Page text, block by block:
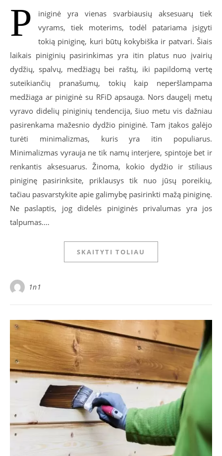
P
iniginė yra vienas svarbiausių aksesuarų tiek
vyrams, tiek moterims, todėl patariama įsigyti
tokią piniginę, kuri būtų kokybiška ir patvari. Šiais
laikais piniginių pasirinkimas yra itin platus nuo įvairių
dydžių, spalvų, medžiagų bei raštų, iki papildomą vertę
suteikiančių pranašumų, tokių kaip neperšlampama
medžiaga ar piniginė su RFiD apsauga. Nors daugelį metų
vyravo didelių piniginių tendencija, šiuo metu vis dažniau
pasirenkama mažesnio dydžio piniginė. Tam įtakos galėjo
turėti minimalizmas, kuris yra itin populiarus.
Minimalizmas vyrauja ne tik namų interjere, spintoje bet ir
renkantis aksesuarus. Žinoma, kokio dydžio ir stiliaus
piniginę pasirinksite, priklausys tik nuo jūsų poreikių,
tačiau pasvarstykite apie galimybę pasirinkti mažą piniginę.
Ne paslaptis, jog didelės piniginės privalumas yra jos
talpumas.…
SKAITYTI TOLIAU
1n1